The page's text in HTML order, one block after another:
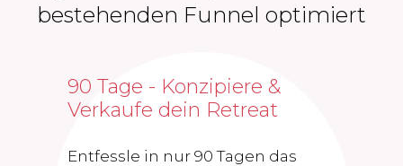
bestehenden Funnel optimiert
90 Tage - Konzipiere &
Verkaufe dein Retreat
Entfessle in nur 90 Tagen das